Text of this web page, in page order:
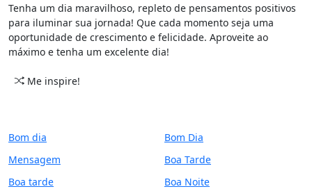
Tenha um dia maravilhoso, repleto de pensamentos positivos
para iluminar sua jornada! Que cada momento seja uma
oportunidade de crescimento e felicidade. Aproveite ao
máximo e tenha um excelente dia!
Me inspire!
Bom dia
Mensagem
Boa tarde
Bom Dia
Boa Tarde
Boa Noite